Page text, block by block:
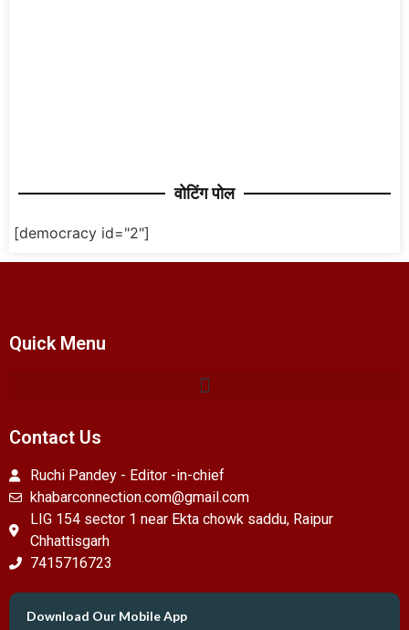
वोटिंग पोल
[democracy id="2"]
Quick Menu
Contact Us
Ruchi Pandey - Editor -in-chief
khabarconnection.com@gmail.com
LIG 154 sector 1 near Ekta chowk saddu, Raipur
Chhattisgarh
7415716723
Download Our Mobile App